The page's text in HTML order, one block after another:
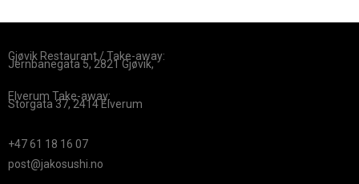
Gjøvik Restaurant / Take-away:
Jernbanegata 5, 2821 Gjøvik,
Elverum Take-away:
Storgata 37, 2414 Elverum
+47 61 18 16 07
post@jakosushi.no